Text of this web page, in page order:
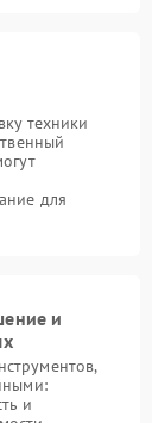
техники
для
и
и